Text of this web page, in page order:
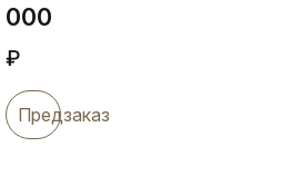
000
₽
Предзаказ